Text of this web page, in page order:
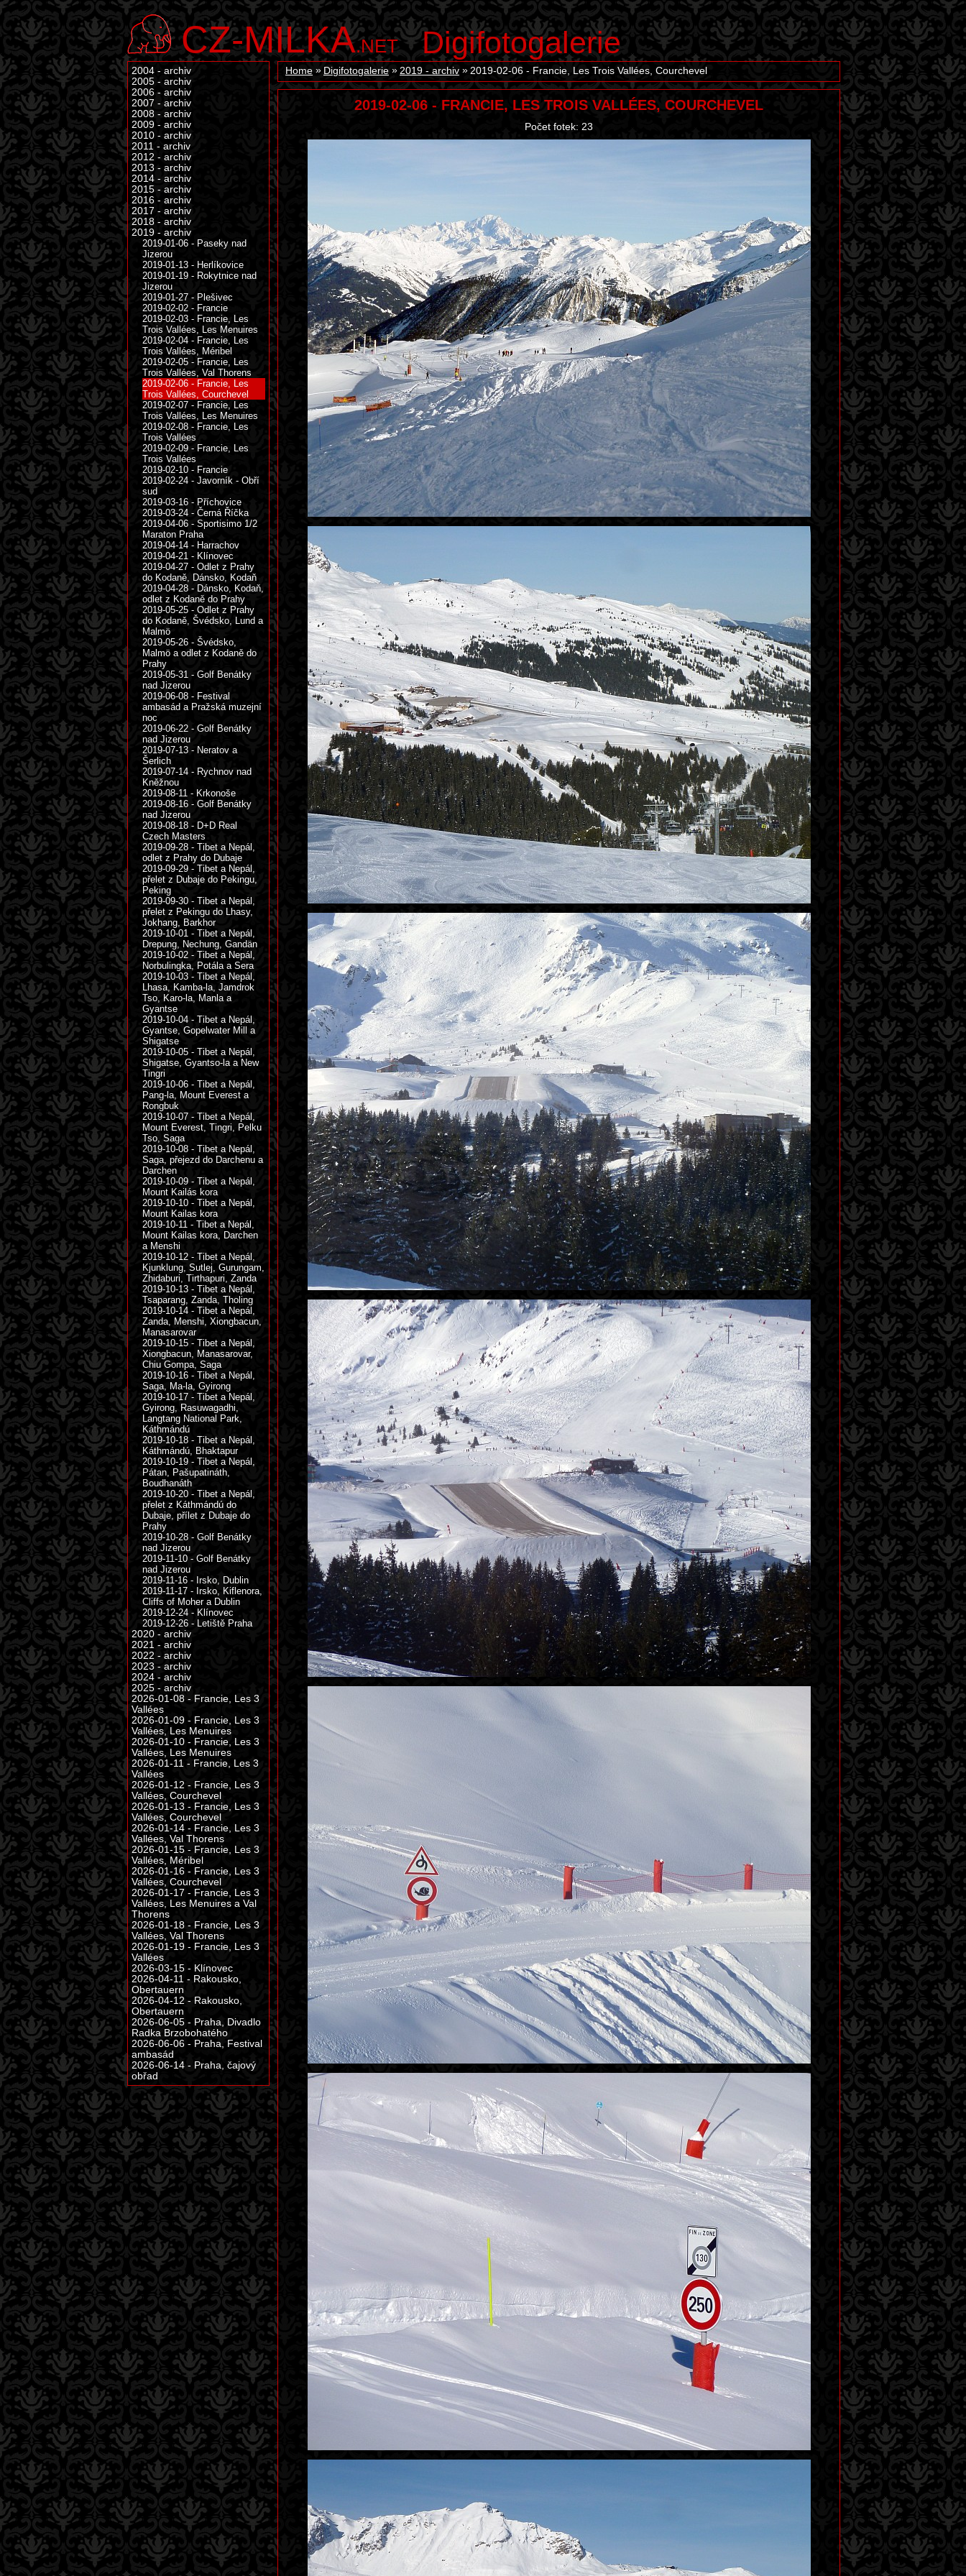
CZ-MILKA.NET Digifotogalerie
Home Digifotogalerie 2019 - archiv 2019-02-06 - Francie, Les Trois Vallées, Courchevel
2019-02-06 - FRANCIE, LES TROIS VALLÉES, COURCHEVEL
Počet fotek: 23
2004 - archiv
2005 - archiv
2006 - archiv
2007 - archiv
2008 - archiv
2009 - archiv
2010 - archiv
2011 - archiv
2012 - archiv
2013 - archiv
2014 - archiv
2015 - archiv
2016 - archiv
2017 - archiv
2018 - archiv
2019 - archiv
2019-01-06 - Paseky nad
Jizerou
2019-01-13 - Herlíkovice
2019-01-19 - Rokytnice nad
Jizerou
2019-01-27 - Plešivec
2019-02-02 - Francie
2019-02-03 - Francie, Les
Trois Vallées, Les Menuires
2019-02-04 - Francie, Les
Trois Vallées, Méribel
2019-02-05 - Francie, Les
Trois Vallées, Val Thorens
2019-02-06 - Francie, Les
Trois Vallées, Courchevel
2019-02-07 - Francie, Les
Trois Vallées, Les Menuires
2019-02-08 - Francie, Les
Trois Vallées
2019-02-09 - Francie, Les
Trois Vallées
2019-02-10 - Francie
2019-02-24 - Javorník - Obří
sud
2019-03-16 - Příchovice
2019-03-24 - Černá Říčka
2019-04-06 - Sportisimo 1/2
Maraton Praha
2019-04-14 - Harrachov
2019-04-21 - Klínovec
2019-04-27 - Odlet z Prahy
do Kodaně, Dánsko, Kodaň
2019-04-28 - Dánsko, Kodaň,
odlet z Kodaně do Prahy
2019-05-25 - Odlet z Prahy
do Kodaně, Švédsko, Lund a
Malmö
2019-05-26 - Švédsko,
Malmö a odlet z Kodaně do
Prahy
2019-05-31 - Golf Benátky
nad Jizerou
2019-06-08 - Festival
ambasád a Pražská muzejní
noc
2019-06-22 - Golf Benátky
nad Jizerou
2019-07-13 - Neratov a
Šerlich
2019-07-14 - Rychnov nad
Kněžnou
2019-08-11 - Krkonoše
2019-08-16 - Golf Benátky
nad Jizerou
2019-08-18 - D+D Real
Czech Masters
2019-09-28 - Tibet a Nepál,
odlet z Prahy do Dubaje
2019-09-29 - Tibet a Nepál,
přelet z Dubaje do Pekingu,
Peking
2019-09-30 - Tibet a Nepál,
přelet z Pekingu do Lhasy,
Jokhang, Barkhor
2019-10-01 - Tibet a Nepál,
Drepung, Nechung, Gandän
2019-10-02 - Tibet a Nepál,
Norbulingka, Potála a Sera
2019-10-03 - Tibet a Nepál,
Lhasa, Kamba-la, Jamdrok
Tso, Karo-la, Manla a
Gyantse
2019-10-04 - Tibet a Nepál,
Gyantse, Gopelwater Mill a
Shigatse
2019-10-05 - Tibet a Nepál,
Shigatse, Gyantso-la a New
Tingri
2019-10-06 - Tibet a Nepál,
Pang-la, Mount Everest a
Rongbuk
2019-10-07 - Tibet a Nepál,
Mount Everest, Tingri, Pelku
Tso, Saga
2019-10-08 - Tibet a Nepál,
Saga, přejezd do Darchenu a
Darchen
2019-10-09 - Tibet a Nepál,
Mount Kailás kora
2019-10-10 - Tibet a Nepál,
Mount Kailas kora
2019-10-11 - Tibet a Nepál,
Mount Kailas kora, Darchen
a Menshi
2019-10-12 - Tibet a Nepál,
Kjunklung, Sutlej, Gurungam,
Zhidaburi, Tirthapuri, Zanda
2019-10-13 - Tibet a Nepál,
Tsaparang, Zanda, Tholing
2019-10-14 - Tibet a Nepál,
Zanda, Menshi, Xiongbacun,
Manasarovar
2019-10-15 - Tibet a Nepál,
Xiongbacun, Manasarovar,
Chiu Gompa, Saga
2019-10-16 - Tibet a Nepál,
Saga, Ma-la, Gyirong
2019-10-17 - Tibet a Nepál,
Gyirong, Rasuwagadhi,
Langtang National Park,
Káthmándú
2019-10-18 - Tibet a Nepál,
Káthmándú, Bhaktapur
2019-10-19 - Tibet a Nepál,
Pátan, Pašupatináth,
Boudhanáth
2019-10-20 - Tibet a Nepál,
přelet z Káthmándú do
Dubaje, přílet z Dubaje do
Prahy
2019-10-28 - Golf Benátky
nad Jizerou
2019-11-10 - Golf Benátky
nad Jizerou
2019-11-16 - Irsko, Dublin
2019-11-17 - Irsko, Kiflenora,
Cliffs of Moher a Dublin
2019-12-24 - Klínovec
2019-12-26 - Letiště Praha
2020 - archiv
2021 - archiv
2022 - archiv
2023 - archiv
2024 - archiv
2025 - archiv
2026-01-08 - Francie, Les 3
Vallées
2026-01-09 - Francie, Les 3
Vallées, Les Menuires
2026-01-10 - Francie, Les 3
Vallées, Les Menuires
2026-01-11 - Francie, Les 3
Vallées
2026-01-12 - Francie, Les 3
Vallées, Courchevel
2026-01-13 - Francie, Les 3
Vallées, Courchevel
2026-01-14 - Francie, Les 3
Vallées, Val Thorens
2026-01-15 - Francie, Les 3
Vallées, Méribel
2026-01-16 - Francie, Les 3
Vallées, Courchevel
2026-01-17 - Francie, Les 3
Vallées, Les Menuires a Val
Thorens
2026-01-18 - Francie, Les 3
Vallées, Val Thorens
2026-01-19 - Francie, Les 3
Vallées
2026-03-15 - Klínovec
2026-04-11 - Rakousko,
Obertauern
2026-04-12 - Rakousko,
Obertauern
2026-06-05 - Praha, Divadlo
Radka Brzobohatého
2026-06-06 - Praha, Festival
ambasád
2026-06-14 - Praha, čajový
obřad